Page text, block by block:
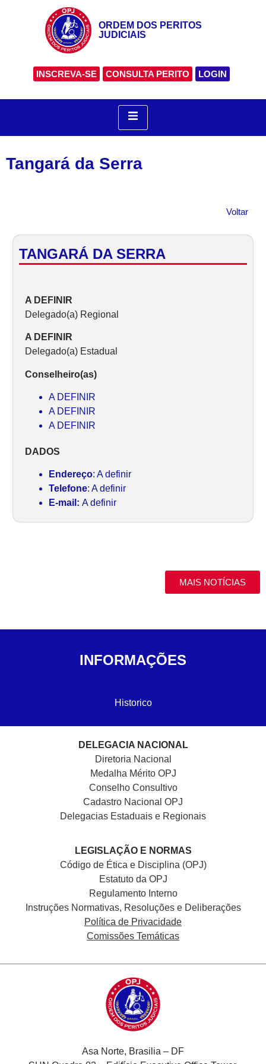
ORDEM DOS PERITOS
JUDICIAIS
INSCREVA-SE CONSULTA PERITO LOGIN
Tangará da Serra
Voltar
TANGARÁ DA SERRA
A DEFINIR
Delegado(a) Regional
A DEFINIR
Delegado(a) Estadual
Conselheiro(as)
A DEFINIR
A DEFINIR
A DEFINIR
DADOS
Endereço: A definir
Telefone: A definir
E-mail: A definir
MAIS NOTÍCIAS
INFORMAÇÕES
Historico
DELEGACIA NACIONAL
Diretoria Nacional
Medalha Mérito OPJ
Conselho Consultivo
Cadastro Nacional OPJ
Delegacias Estaduais e Regionais
LEGISLAÇÃO E NORMAS
Código de Ética e Disciplina (OPJ)
Estatuto da OPJ
Regulamento Interno
Instruções Normativas, Resoluções e Deliberações
Política de Privacidade
Comissões Temáticas
Asa Norte, Brasilia – DF